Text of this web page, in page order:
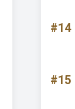
#14
#15